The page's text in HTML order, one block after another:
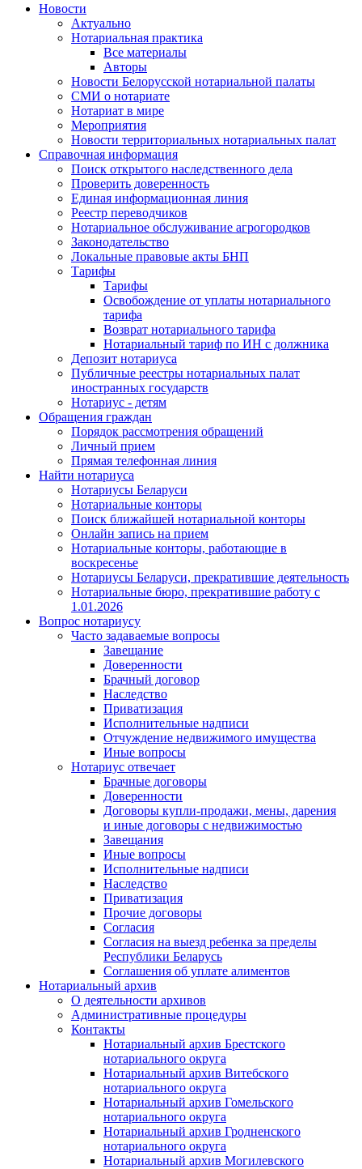
Новости
Актуально
Нотариальная практика
Все материалы
Авторы
Новости Белорусской нотариальной палаты
СМИ о нотариате
Нотариат в мире
Мероприятия
Новости территориальных нотариальных палат
Справочная информация
Поиск открытого наследственного дела
Проверить доверенность
Единая информационная линия
Реестр переводчиков
Нотариальное обслуживание агрогородков
Законодательство
Локальные правовые акты БНП
Тарифы
Тарифы
Освобождение от уплаты нотариального
тарифа
Возврат нотариального тарифа
Нотариальный тариф по ИН с должника
Депозит нотариуса
Публичные реестры нотариальных палат
иностранных государств
Нотариус - детям
Обращения граждан
Порядок рассмотрения обращений
Личный прием
Прямая телефонная линия
Найти нотариуса
Нотариусы Беларуси
Нотариальные конторы
Поиск ближайшей нотариальной конторы
Онлайн запись на прием
Нотариальные конторы, работающие в
воскресенье
Нотариусы Беларуси, прекратившие деятельность
Нотариальные бюро, прекратившие работу с
1.01.2026
Вопрос нотариусу
Часто задаваемые вопросы
Завещание
Доверенности
Брачный договор
Наследство
Приватизация
Исполнительные надписи
Отчуждение недвижимого имущества
Иные вопросы
Нотариус отвечает
Брачные договоры
Доверенности
Договоры купли-продажи, мены, дарения
и иные договоры с недвижимостью
Завещания
Иные вопросы
Исполнительные надписи
Наследство
Приватизация
Прочие договоры
Согласия
Согласия на выезд ребенка за пределы
Республики Беларусь
Соглашения об уплате алиментов
Нотариальный архив
О деятельности архивов
Административные процедуры
Контакты
Нотариальный архив Брестского
нотариального округа
Нотариальный архив Витебского
нотариального округа
Нотариальный архив Гомельского
нотариального округа
Нотариальный архив Гродненского
нотариального округа
Нотариальный архив Могилевского